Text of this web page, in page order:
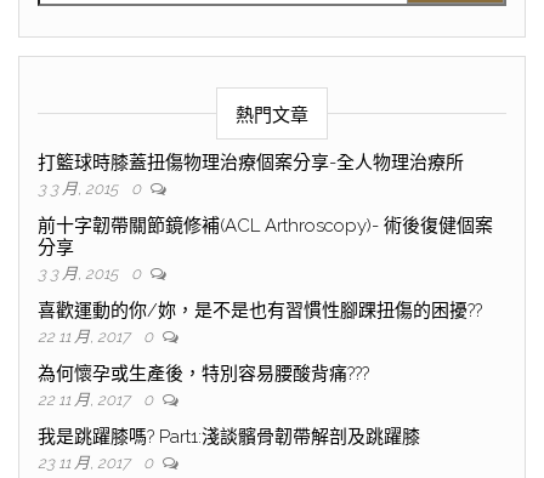
熱門文章
打籃球時膝蓋扭傷物理治療個案分享-全人物理治療所
3 3 月, 2015 0
前十字韌帶關節鏡修補(ACL Arthroscopy)- 術後復健個案
分享
3 3 月, 2015 0
喜歡運動的你/妳，是不是也有習慣性腳踝扭傷的困擾??
22 11 月, 2017 0
為何懷孕或生產後，特別容易腰酸背痛???
22 11 月, 2017 0
我是跳躍膝嗎? Part1:淺談髕骨韌帶解剖及跳躍膝
23 11 月, 2017 0